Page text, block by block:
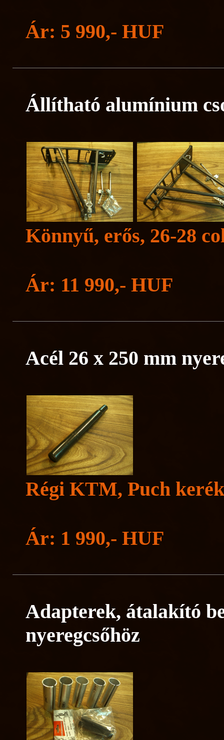
Ár: 5 990,- HUF
Állítható alumínium
Könnyű, erős, 26-28
Ár: 11 990,- HUF
Acél 26 x 250 mm
Régi KTM, Puch
Ár: 1 990,- HUF
Adapterek, átalakító
nyeregcsőhöz